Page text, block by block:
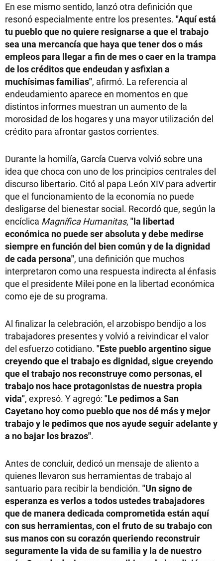
En ese mismo sentido, lanzó otra definición que
resonó especialmente entre los presentes. "Aquí está
tu pueblo que no quiere resignarse a que el trabajo
sea una mercancía que haya que tener dos o más
empleos para llegar a fin de mes o caer en la trampa
de los créditos que endeudan y asfixian a
muchísimas familias", afirmó. La referencia al
endeudamiento aparece en momentos en que
distintos informes muestran un aumento de la
morosidad de los hogares y una mayor utilización del
crédito para afrontar gastos corrientes.
Durante la homilía, García Cuerva volvió sobre una
idea que choca con uno de los principios centrales del
discurso libertario. Citó al papa León XIV para advertir
que el funcionamiento de la economía no puede
desligarse del bienestar social. Recordó que, según la
encíclica Magnífica Humanitas, "la libertad
económica no puede ser absoluta y debe medirse
siempre en función del bien común y de la dignidad
de cada persona", una definición que muchos
interpretaron como una respuesta indirecta al énfasis
que el presidente Milei pone en la libertad económica
como eje de su programa.
Al finalizar la celebración, el arzobispo bendijo a los
trabajadores presentes y volvió a reivindicar el valor
del esfuerzo cotidiano. "Este pueblo argentino sigue
creyendo que el trabajo es dignidad, sigue creyendo
que el trabajo nos reconstruye como personas, el
trabajo nos hace protagonistas de nuestra propia
vida", expresó. Y agregó: "Le pedimos a San
Cayetano hoy como pueblo que nos dé más y mejor
trabajo y le pedimos que nos ayude seguir adelante y
a no bajar los brazos".
Antes de concluir, dedicó un mensaje de aliento a
quienes llevaron sus herramientas de trabajo al
santuario para recibir la bendición. "Un signo de
esperanza es verlos a todos ustedes trabajadores
que de manera dedicada comprometida están aquí
con sus herramientas, con el fruto de su trabajo con
sus manos con su corazón queriendo reconstruir
seguramente la vida de su familia y la de nuestro